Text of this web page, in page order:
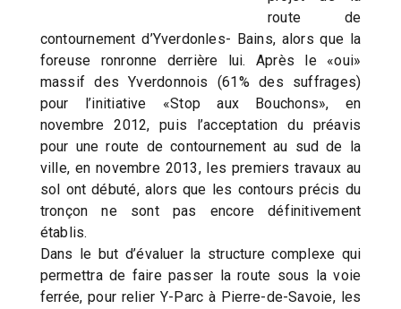
route de
contournement d’Yverdonles- Bains, alors que la
foreuse ronronne derrière lui. Après le «oui»
massif des Yverdonnois (61% des suffrages)
pour l’initiative «Stop aux Bouchons», en
novembre 2012, puis l’acceptation du préavis
pour une route de contournement au sud de la
ville, en novembre 2013, les premiers travaux au
sol ont débuté, alors que les contours précis du
tronçon ne sont pas encore définitivement
établis.
Dans le but d’évaluer la structure complexe qui
permettra de faire passer la route sous la voie
ferrée, pour relier Y-Parc à Pierre-de-Savoie, les